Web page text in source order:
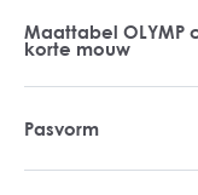
Maattabel OLYMP
korte mouw
Pasvorm